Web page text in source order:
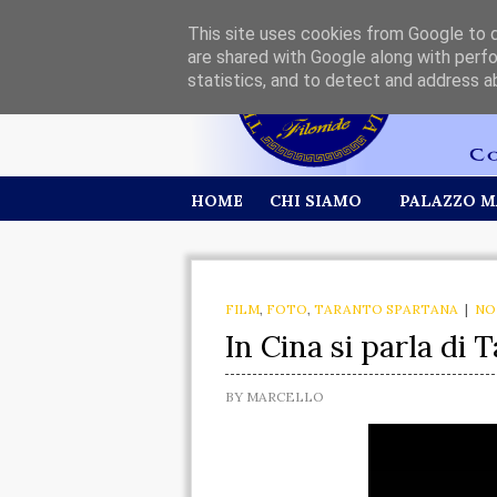
HOME CHI SIAMO PALAZZO
FILM, FOTO, TARANTO SPARTANA |
In Cina si parla di
BY MARCELLO
This site uses cookies from Google to
are shared with Google along with
statistics, and to detect and address